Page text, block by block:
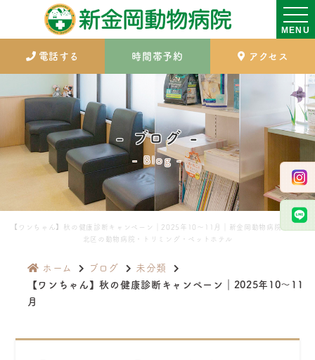
MENU
電話する 時間帯予約 アクセス
ブログ
Blog
【ワンちゃん】秋の健康診断キャンペーン｜2025年10～11月｜新金岡動物病院｜堺市
北区の動物病院・トリミング・ペットホテル
ホーム ブログ
未分類
【ワンちゃん】秋の健康診断キャンペーン｜2025年10～11
月